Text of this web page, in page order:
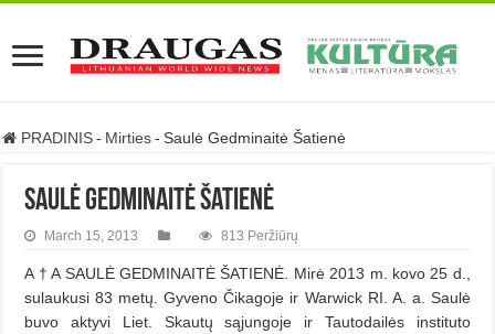
PRADINIS - Mirties - Saulė Gedminaitė Šatienė
Saulė Gedminaitė Šatienė
March 15, 2013 813 Peržiūrų
A † A SAULĖ GEDMINAITĖ ŠATIENĖ. Mirė 2013 m. kovo 25 d.,
sulaukusi 83 metų. Gyveno Čikagoje ir Warwick RI. A. a. Saulė
buvo aktyvi Liet. Skautų sąjungoje ir Tautodailės instituto